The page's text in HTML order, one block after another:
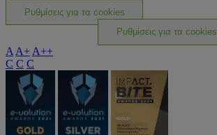
Ρυθμίσεις για τα cookies
Ρυθμίσεις για τα cookies
A A+ A++
C C C